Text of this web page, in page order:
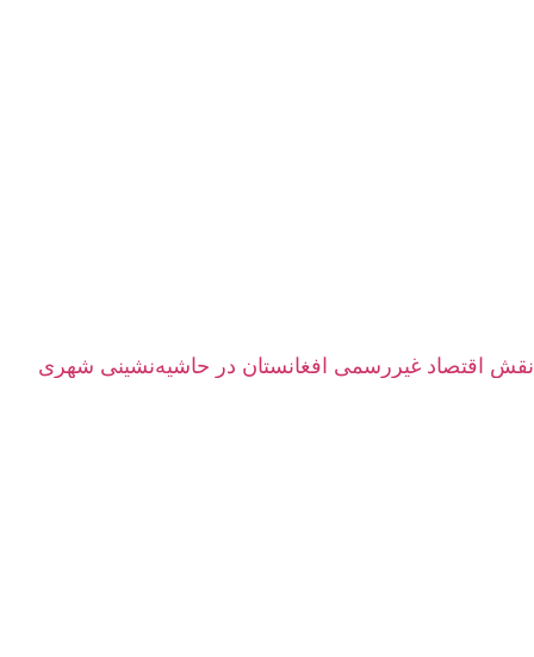
نقش اقتصاد غیررسمی افغانستان در حاشیه‌نشینی شهری